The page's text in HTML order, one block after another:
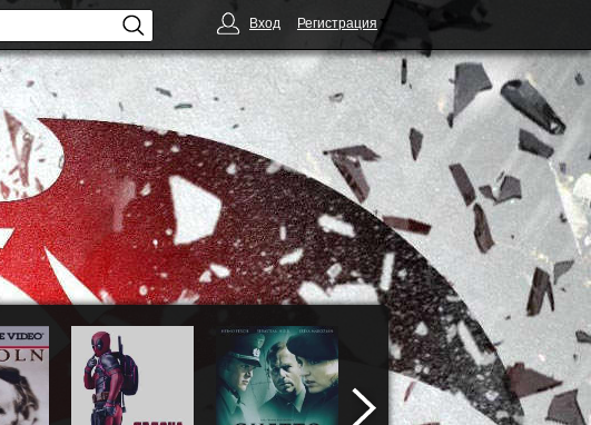
Вход Регистрация